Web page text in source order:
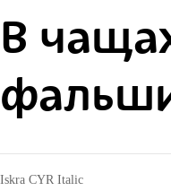
В
Iskra CYR Italic